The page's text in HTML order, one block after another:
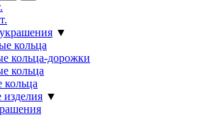
▼
кольца
кольца-дорожки
кольца
кольца
▼